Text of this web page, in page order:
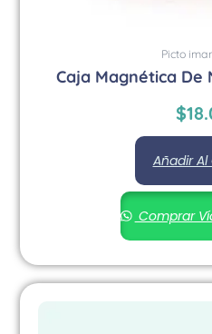
Picto
Caja Magnética De
$
Añadir
Comprar